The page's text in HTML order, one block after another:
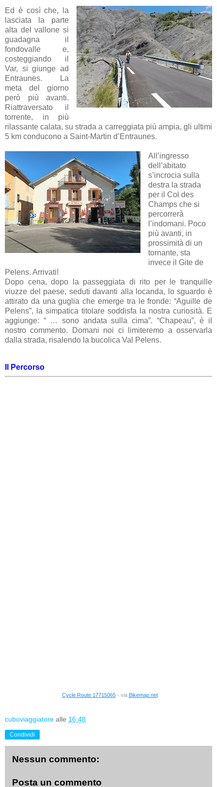
Ed è così che, la
lasciata la parte
alta del vallone si
guadagna il
fondovalle e,
costeggiando il
Var, si giunge ad
Entraunes. La
meta del giorno
però più avanti.
Riattraversato il
torrente, in più
rilassante calata, su strada a carreggiata più ampia, gli ultimi
5 km conducono a Saint-Martin d’Entraunes.
All’ingresso
dell’abitato
s’incrocia sulla
destra la strada
per il Col des
Champs che si
percorrerà
l’indomani. Poco
più avanti, in
prossimità di un
tornante, sta
invece il Gite de
Pelens. Arrivati!
Dopo cena, dopo la passeggiata di rito per le tranquille
viuzze del paese, seduti davanti alla locanda, lo sguardo è
attirato da una guglia che emerge tra le fronde: “Aguille de
Pelens”, la simpatica titolare soddisfa la nostra curiosità. E
aggiunge: “ … sono andata sulla cima”. “Chapeau”, è il
nostro commento. Domani noi ci limiteremo a osservarla
dalla strada, risalendo la bucolica Val Pelens.
Il Percorso
Cycle Route 17715065- via Bikemap.net
cuboviaggiatore alle 16:48
Condividi
Nessun commento:
Posta un commento